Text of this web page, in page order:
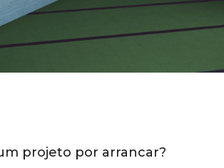
projeto por arrancar?